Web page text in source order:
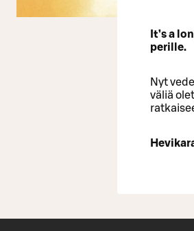
It’s a
perille.
Nyt
väliä